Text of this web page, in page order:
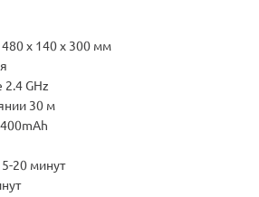
480 x 140 x 300 мм
2.4 GHz
30 м
20 минут